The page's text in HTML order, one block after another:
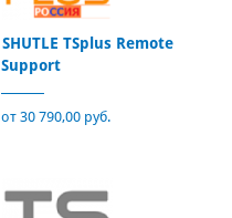
SHUTLE TSplus Remote
Support
от 30 790,00 руб.